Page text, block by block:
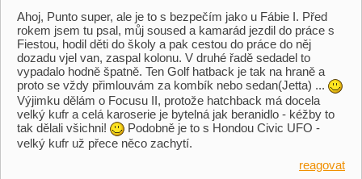
Ahoj, Punto super, ale je to s bezpečím jako u Fábie I. Před
rokem jsem tu psal, můj soused a kamarád jezdil do práce s
Fiestou, hodil děti do školy a pak cestou do práce do něj
dozadu vjel van, zaspal kolonu. V druhé řadě sedadel to
vypadalo hodně špatně. Ten Golf hatback je tak na hraně a
proto se vždy přimlouvám za kombík nebo sedan(Jetta) ...
Výjimku dělám o Focusu II, protože hatchback má docela
velký kufr a celá karoserie je bytelná jak beranidlo - kéžby to
tak dělali všichni!
Podobně je to s Hondou Civic UFO -
velký kufr už přece něco zachytí.
reagovat